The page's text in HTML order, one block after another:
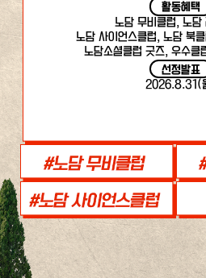
활동혜택
노담 무비클럽, 노담
노담 사이언스클럽, 노담 북
노담소셜클럽 굿즈, 우수클
선정발표
2026.8.31(